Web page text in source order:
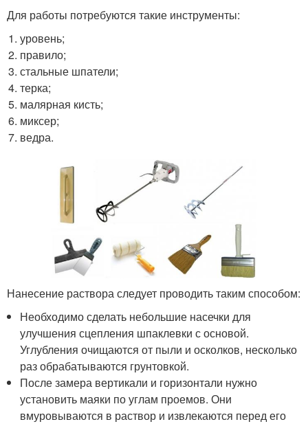
Для работы потребуются такие инструменты:
уровень;
правило;
стальные шпатели;
терка;
малярная кисть;
миксер;
ведра.
Нанесение раствора следует проводить таким способом:
Необходимо сделать небольшие насечки для
улучшения сцепления шпаклевки с основой.
Углубления очищаются от пыли и осколков, несколько
раз обрабатываются грунтовкой.
После замера вертикали и горизонтали нужно
установить маяки по углам проемов. Они
вмуровываются в раствор и извлекаются перед его